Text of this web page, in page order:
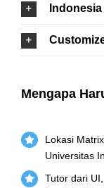
Mengapa
Lokasi
Universitas
Tutor dari